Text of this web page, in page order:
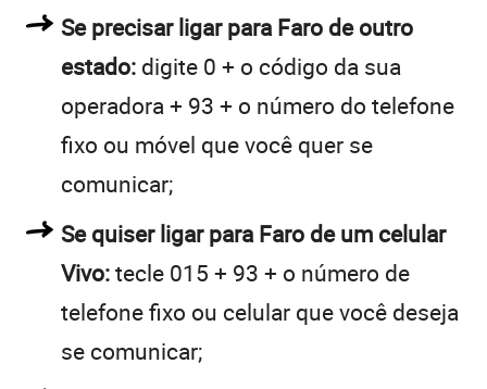
Se precisar ligar para Faro de outro
estado: digite 0 + o código da sua
operadora + 93 + o número do telefone
fixo ou móvel que você quer se
comunicar;
Se quiser ligar para Faro de um celular
Vivo:tecle 015 + 93 + o número de
telefone fixo ou celular que você deseja
se comunicar;